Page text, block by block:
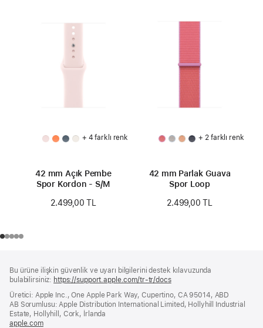
+ 4 farklı renk
42 mm Açık Pembe
Spor Kordon - S/M
2.499,00 TL
+ 2 farklı renk
42 mm Parlak Guava
Spor Loop
2.499,00 TL
Bilgi
Bu ürüne ilişkin güvenlik ve uyarı bilgilerini destek kılavuzunda
bulabilirsiniz: https://support.apple.com/tr-tr/docs(yeni
pencerede
açılır)
Üretici: Apple Inc., One Apple Park Way, Cupertino, CA 95014, ABD
AB Sorumlusu: Apple Distribution International Limited, Hollyhill Industrial
Estate, Hollyhill, Cork, İrlanda
apple.com(yeni